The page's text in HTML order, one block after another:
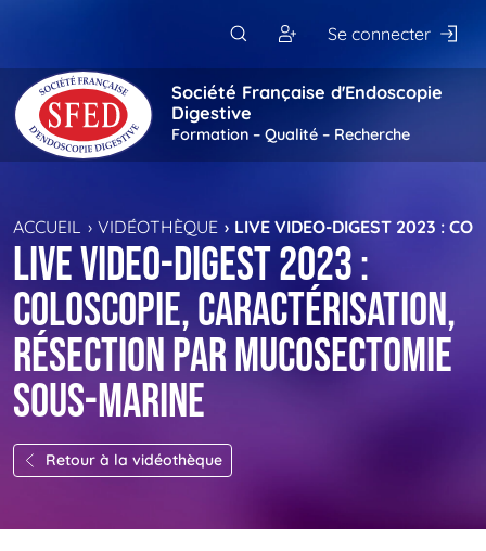
Se connecter
Société Française d'Endoscopie
Digestive
Formation – Qualité – Recherche
ACCUEIL VIDÉOTHÈQUE LIVE VIDEO-DIGEST 2023 :
LIVE VIDEO-DIGEST 2023 :
Coloscopie, Caractérisation,
Résection par mucosectomie
sous-marine
Retour à la vidéothèque